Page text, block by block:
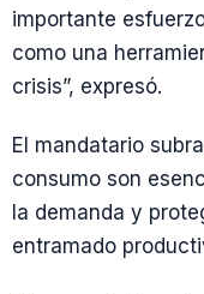
importante
como una
crisis”, expresó.
El mandatario
consumo son
la demanda y
entramado